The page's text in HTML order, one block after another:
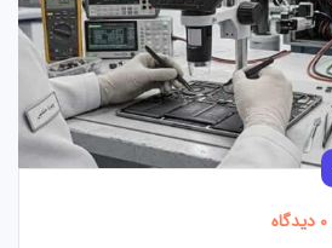
0 دیدگاه